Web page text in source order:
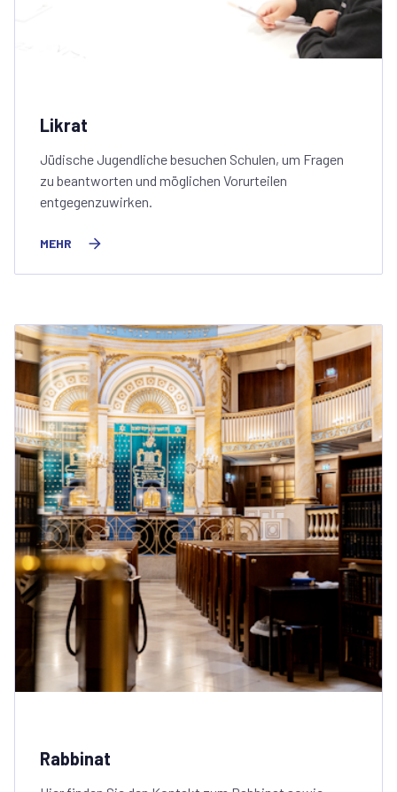
Likrat
Jüdische Jugendliche besuchen Schulen, um Fragen
zu beantworten und möglichen Vorurteilen
entgegenzuwirken.
MEHR
Rabbinat